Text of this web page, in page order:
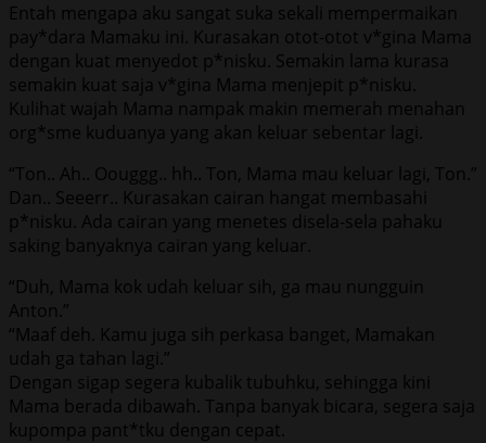
Entah mengapa aku sangat suka sekali mempermaikan
pay*dara Mamaku ini. Kurasakan otot-otot v*gina Mama
dengan kuat menyedot p*nisku. Semakin lama kurasa
semakin kuat saja v*gina Mama menjepit p*nisku.
Kulihat wajah Mama nampak makin memerah menahan
org*sme kuduanya yang akan keluar sebentar lagi.
“Ton.. Ah.. Oouggg.. hh.. Ton, Mama mau keluar lagi, Ton.”
Dan.. Seeerr.. Kurasakan cairan hangat membasahi
p*nisku. Ada cairan yang menetes disela-sela pahaku
saking banyaknya cairan yang keluar.
“Duh, Mama kok udah keluar sih, ga mau nungguin
Anton.”
“Maaf deh. Kamu juga sih perkasa banget, Mamakan
udah ga tahan lagi.”
Dengan sigap segera kubalik tubuhku, sehingga kini
Mama berada dibawah. Tanpa banyak bicara, segera saja
kupompa pant*tku dengan cepat.